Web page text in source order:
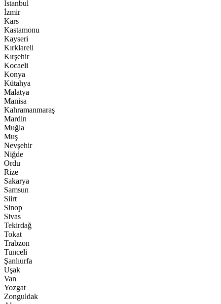
İstanbul
İzmir
Kars
Kastamonu
Kayseri
Kırklareli
Kırşehir
Kocaeli
Konya
Kütahya
Malatya
Manisa
Kahramanmaraş
Mardin
Muğla
Muş
Nevşehir
Niğde
Ordu
Rize
Sakarya
Samsun
Siirt
Sinop
Sivas
Tekirdağ
Tokat
Trabzon
Tunceli
Şanlıurfa
Uşak
Van
Yozgat
Zonguldak